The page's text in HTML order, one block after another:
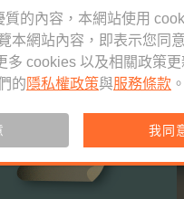
質的內容，本網站使用
本網站內容，即表示您同
多 cookies 以及相關政策更
的 隱私權政策與服務條款 。
我同